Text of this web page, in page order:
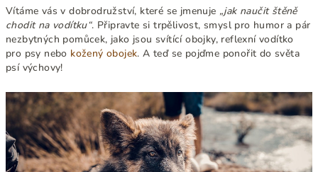
Vítáme vás v dobrodružství, které se jmenuje „jak naučit štěně
chodit na vodítku“. Připravte si trpělivost, smysl pro humor a pár
nezbytných pomůcek, jako jsou svítící obojky, reflexní vodítko
pro psy nebo kožený obojek. A teď se pojďme ponořit do světa
psí výchovy!